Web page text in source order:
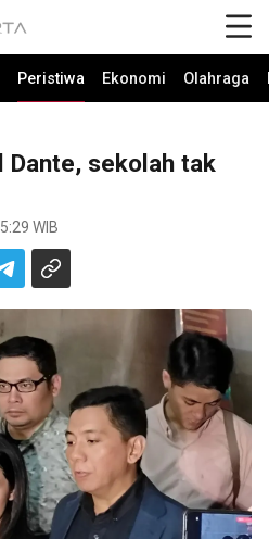
Peristiwa Ekonomi Olahraga
Dante, sekolah tak
WIB